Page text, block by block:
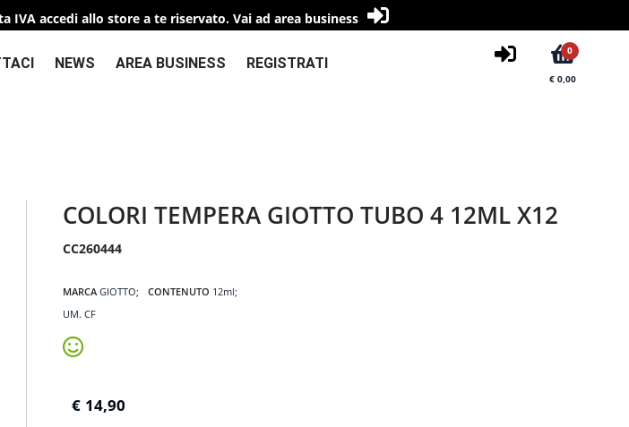
IVA accedi allo store a te riservato. Vai ad area business
0
€ 0,00
NEWS AREA BUSINESS REGISTRATI
COLORI TEMPERA GIOTTO TUBO 4 12ML X12
CC260444
MARCA GIOTTO CONTENUTO 12ml
UM. CF
€ 14,90